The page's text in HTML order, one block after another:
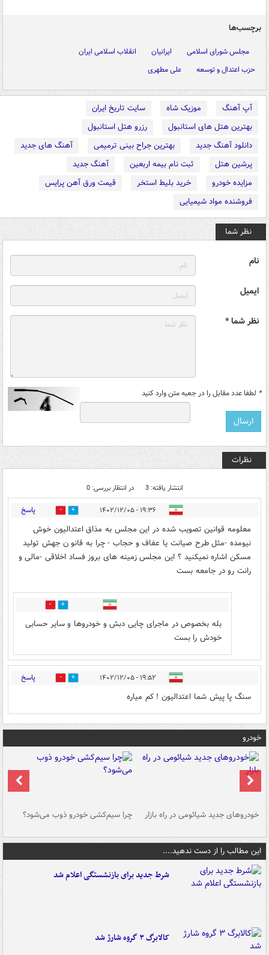
برچسب‌ها
مجلس شورای اسلامی ایرانیان
انقلاب اسلامی ایران
حزب اعتدال و توسعه
علی مطهری
آپ آهنگ موزیک شاه
سایت تاریخ ایران
بهترین هتل های استانبول
رزرو هتل استانبول
دانلود آهنگ جدید
بهترین جراح بینی ترمیمی
آهنگ های جدید
پرشین هتل
ثبت نام بیمه اربعین
آهنگ جدید
مزایده خودرو
خرید بلیط استخر
قیمت ورق آهن پرایس
فروشنده مواد شیمیایی
نظر شما
نام
ایمیل
نظر شما *
* لطفا عدد مقابل را در جعبه متن وارد کنید
نظرات
انتشار یافته: 3 در انتظار بررسی: 0
۱۹:۳۶ - ۱۴۰۲/۱۲/۰۵ 46 پاسخ
معلومه قوانین تصویب شده در این مجلس به مذاق اعتدالیون خوش
نیومده -مثل طرح صیانت یا عفاف و حجاب - چرا به قانو ن جهش تولید
مسکن اشاره نمیکنید ؟ این مجلس زمینه های بروز فساد اخلاقی -مالی و
رانت رو در جامعه بست
0
بله بخصوص در ماجرای چایی دبش و خودروها و سایر حسابی
خودش را بست
۱۹:۵۲ - ۱۴۰۲/۱۲/۰۵ 20 پاسخ
سنگ پا پیش شما اعتدالیون ! کم میاره
خودرو
خودروهای جدید شیائومی در راه بازار چرا سیم‌کشی خودرو ذوب می‌شود؟
این مطالب را از دست ندهید....
شرط جدید برای بازنشستگی اعلام شد
کالابرگ ۳ گروه شارژ شد